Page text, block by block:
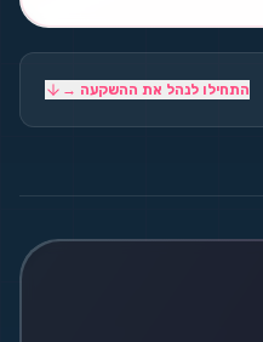
התחילו לנהל את ההשקעה →